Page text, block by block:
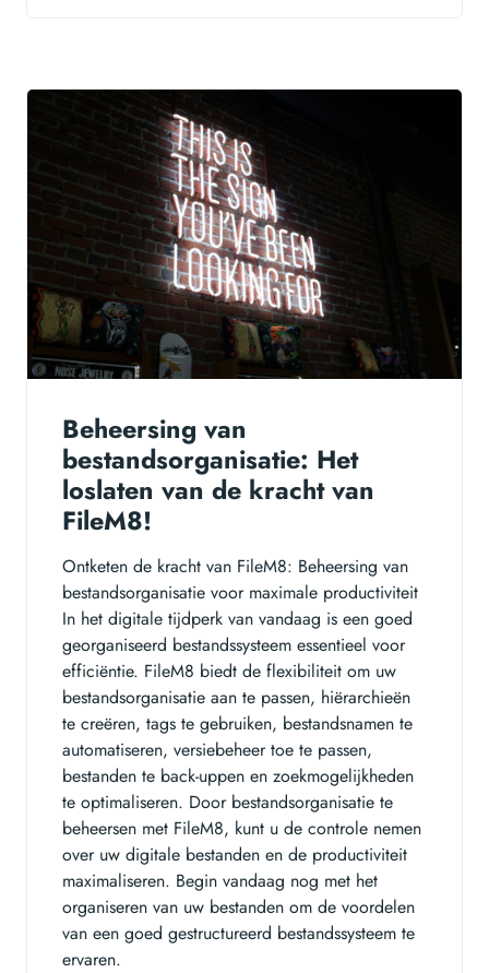
Beheersing van
bestandsorganisatie: Het
loslaten van de kracht van
FileM8!
Ontketen de kracht van FileM8: Beheersing van
bestandsorganisatie voor maximale productiviteit
In het digitale tijdperk van vandaag is een goed
georganiseerd bestandssysteem essentieel voor
efficiëntie. FileM8 biedt de flexibiliteit om uw
bestandsorganisatie aan te passen, hiërarchieën
te creëren, tags te gebruiken, bestandsnamen te
automatiseren, versiebeheer toe te passen,
bestanden te back-uppen en zoekmogelijkheden
te optimaliseren. Door bestandsorganisatie te
beheersen met FileM8, kunt u de controle nemen
over uw digitale bestanden en de productiviteit
maximaliseren. Begin vandaag nog met het
organiseren van uw bestanden om de voordelen
van een goed gestructureerd bestandssysteem te
ervaren.